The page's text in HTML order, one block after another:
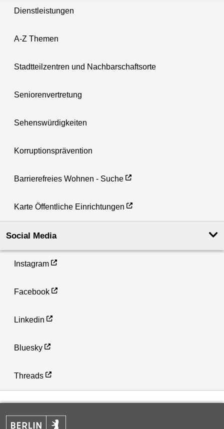
Dienstleistungen
A-Z Themen
Stadtteilzentren und Nachbarschaftsorte
Seniorenvertretung
Sehenswürdigkeiten
Korruptionsprävention
Barrierefreies Wohnen - Suche
Karte Öffentliche Einrichtungen
Social Media
Instagram
Facebook
Linkedin
Bluesky
Threads